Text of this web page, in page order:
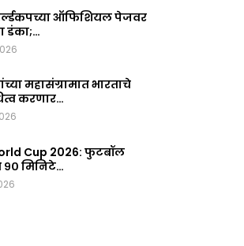
ऑफिशियल पेजवर
डंका;…
महासंग्रामात भारताचे
करणार…
Cup 2026: फुटबॉल
मिनिटे…